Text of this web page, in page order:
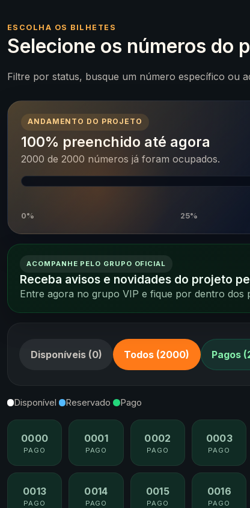
ESCOLHA OS BILHETES
Selecione os números do
Filtre por status, busque um número específico ou
ANDAMENTO DO PROJETO
100% preenchido até agora
2000 de 2000 números já foram ocupados.
0% 25%
ACOMPANHE PELO GRUPO OFICIAL
Receba avisos e novidades do projeto
Entre agora no grupo VIP e fique por dentro dos
Disponíveis (0) Todos (2000) Pagos
Disponível Reservado Pago
0000
PAGO
0001
PAGO
0002
PAGO
0003
PAGO
0013
PAGO
0014
PAGO
0015
PAGO
0016
PAGO